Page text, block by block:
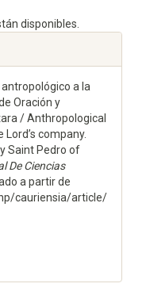
disponibles.
antropológico a la
Oración y
/ Anthropological
company.
Saint Pedro of
De Ciencias
a partir de
cauriensia/article/